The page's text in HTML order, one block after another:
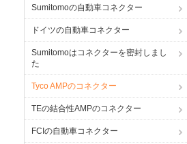
Sumitomoの自動車コネクター
ドイツの自動車コネクター
Sumitomoはコネクターを密封しまし
た
Tyco AMPのコネクター
TEの結合性AMPのコネクター
FCIの自動車コネクター